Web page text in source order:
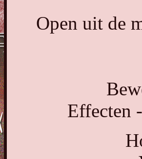
Open uit de
Effecten